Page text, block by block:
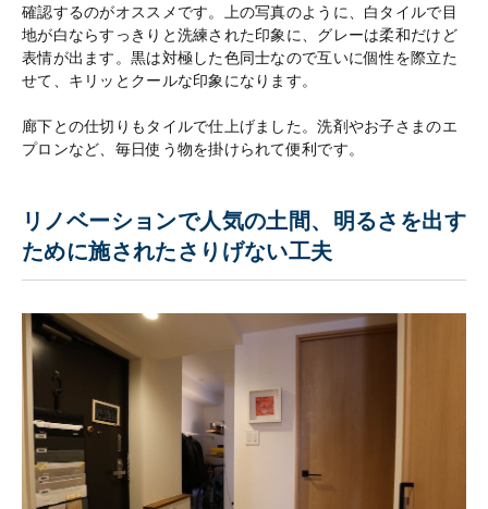
確認するのがオススメです。上の写真のように、白タイルで目
地が白ならすっきりと洗練された印象に、グレーは柔和だけど
表情が出ます。黒は対極した色同士なので互いに個性を際立た
せて、キリッとクールな印象になります。
廊下との仕切りもタイルで仕上げました。洗剤やお子さまのエ
プロンなど、毎日使う物を掛けられて便利です。
リノベーションで人気の土間、明るさを出す
ために施されたさりげない工夫